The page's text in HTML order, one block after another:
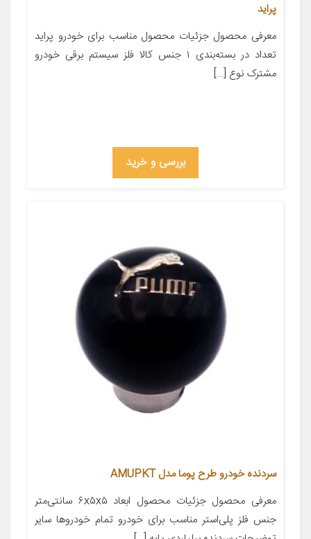
پراید
معرفی محصول جزئیات محصول مناسب برای خودرو پراید
تعداد در بسته‌بندی ۱ جنس کالا فلز سیستم برقی خودرو
مشترک نوع […]
بررسی و خرید
سردنده خودرو طرح پوما مدل AMUPKT
معرفی محصول جزئیات محصول ابعاد ۶x۵x۵ سانتی‌متر
جنس فلز پلی‌استر مناسب برای خودرو تمام خودروها سایر